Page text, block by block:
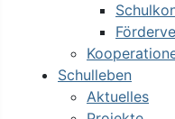
Schulleben
Aktuelles